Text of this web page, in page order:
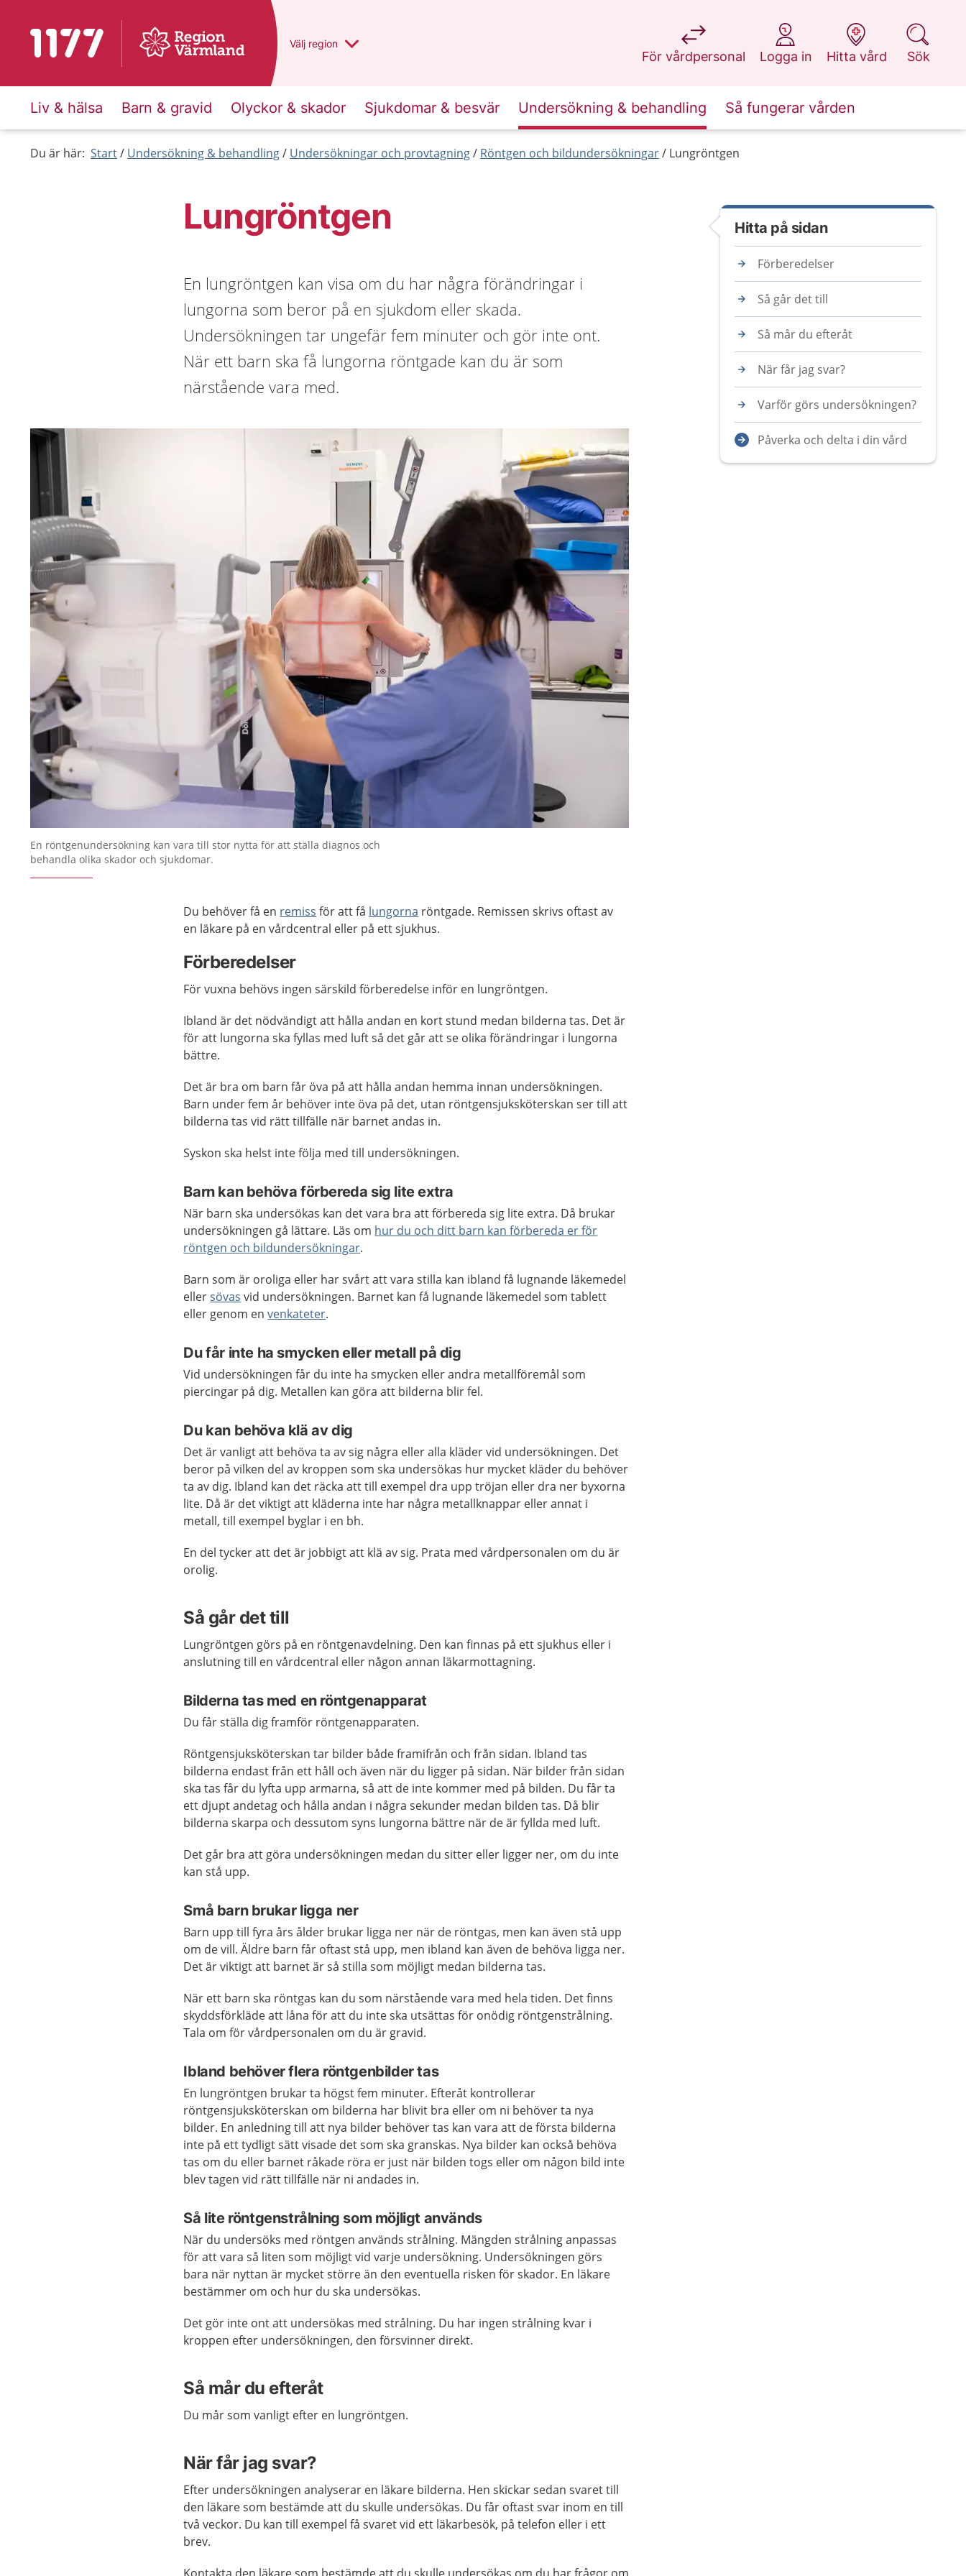
Till startsidan för 1177 Du har valt region
Välj en annan
region
För vårdpersonal
på 1177.se
Logga in
på 1177.se
Hitta vård
på 1177.se
Sök
på 1177.se
Liv & hälsa Barn & gravid Olyckor & skador Sjukdomar & besvär Undersökning & behandling Så fungerar vården
Du är här: Start Undersökning & behandling Undersökningar och provtagning Röntgen och bildundersökningar Lungröntgen
Lungröntgen
En lungröntgen kan visa om du har några förändringar i
lungorna som beror på en sjukdom eller skada.
Undersökningen tar ungefär fem minuter och gör inte ont.
När ett barn ska få lungorna röntgade kan du är som
närstående vara med.
En röntgenundersökning kan vara till stor nytta för att ställa diagnos och
behandla olika skador och sjukdomar.
Du behöver få en remiss för att få lungorna röntgade. Remissen skrivs oftast av
en läkare på en vårdcentral eller på ett sjukhus.
Förberedelser
För vuxna behövs ingen särskild förberedelse inför en lungröntgen.
Ibland är det nödvändigt att hålla andan en kort stund medan bilderna tas. Det är
för att lungorna ska fyllas med luft så det går att se olika förändringar i lungorna
bättre.
Det är bra om barn får öva på att hålla andan hemma innan undersökningen.
Barn under fem år behöver inte öva på det, utan röntgensjuksköterskan ser till att
bilderna tas vid rätt tillfälle när barnet andas in.
Syskon ska helst inte följa med till undersökningen.
Barn kan behöva förbereda sig lite extra
När barn ska undersökas kan det vara bra att förbereda sig lite extra. Då brukar
undersökningen gå lättare. Läs om hur du och ditt barn kan förbereda er för
röntgen och bildundersökningar.
Barn som är oroliga eller har svårt att vara stilla kan ibland få lugnande läkemedel
ellersövas vid undersökningen. Barnet kan få lugnande läkemedel som tablett
eller genom envenkateter.
Du får inte ha smycken eller metall på dig
Vid undersökningen får du inte ha smycken eller andra metallföremål som
piercingar på dig. Metallen kan göra att bilderna blir fel.
Du kan behöva klä av dig
Det är vanligt att behöva ta av sig några eller alla kläder vid undersökningen. Det
beror på vilken del av kroppen som ska undersökas hur mycket kläder du behöver
ta av dig. Ibland kan det räcka att till exempel dra upp tröjan eller dra ner byxorna
lite. Då är det viktigt att kläderna inte har några metallknappar eller annat i
metall, till exempel byglar i en bh.
En del tycker att det är jobbigt att klä av sig. Prata med vårdpersonalen om du är
orolig.
Så går det till
Lungröntgen görs på en röntgenavdelning. Den kan finnas på ett sjukhus eller i
anslutning till en vårdcentral eller någon annan läkarmottagning.
Bilderna tas med en röntgenapparat
Du får ställa dig framför röntgenapparaten.
Röntgensjuksköterskan tar bilder både framifrån och från sidan. Ibland tas
bilderna endast från ett håll och även när du ligger på sidan. När bilder från sidan
ska tas får du lyfta upp armarna, så att de inte kommer med på bilden. Du får ta
ett djupt andetag och hålla andan i några sekunder medan bilden tas. Då blir
bilderna skarpa och dessutom syns lungorna bättre när de är fyllda med luft.
Det går bra att göra undersökningen medan du sitter eller ligger ner, om du inte
kan stå upp.
Små barn brukar ligga ner
Barn upp till fyra års ålder brukar ligga ner när de röntgas, men kan även stå upp
om de vill. Äldre barn får oftast stå upp, men ibland kan även de behöva ligga ner.
Det är viktigt att barnet är så stilla som möjligt medan bilderna tas.
När ett barn ska röntgas kan du som närstående vara med hela tiden. Det finns
skyddsförkläde att låna för att du inte ska utsättas för onödig röntgenstrålning.
Tala om för vårdpersonalen om du är gravid.
Ibland behöver flera röntgenbilder tas
En lungröntgen brukar ta högst fem minuter. Efteråt kontrollerar
röntgensjuksköterskan om bilderna har blivit bra eller om ni behöver ta nya
bilder. En anledning till att nya bilder behöver tas kan vara att de första bilderna
inte på ett tydligt sätt visade det som ska granskas. Nya bilder kan också behöva
tas om du eller barnet råkade röra er just när bilden togs eller om någon bild inte
blev tagen vid rätt tillfälle när ni andades in.
Så lite röntgenstrålning som möjligt används
När du undersöks med röntgen används strålning. Mängden strålning anpassas
för att vara så liten som möjligt vid varje undersökning. Undersökningen görs
bara när nyttan är mycket större än den eventuella risken för skador. En läkare
bestämmer om och hur du ska undersökas.
Det gör inte ont att undersökas med strålning. Du har ingen strålning kvar i
kroppen efter undersökningen, den försvinner direkt.
Så mår du efteråt
Du mår som vanligt efter en lungröntgen.
När får jag svar?
Efter undersökningen analyserar en läkare bilderna. Hen skickar sedan svaret till
den läkare som bestämde att du skulle undersökas. Du får oftast svar inom en till
två veckor. Du kan till exempel få svaret vid ett läkarbesök, på telefon eller i ett
brev.
Kontakta den läkare som bestämde att du skulle undersökas om du har frågor om
Hitta på sidan
Förberedelser
Så går det till
Så mår du efteråt
När får jag svar?
Varför görs undersökningen?
Påverka och delta i din vård